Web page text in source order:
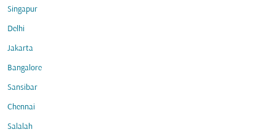
Singapur
Delhi
Jakarta
Bangalore
Sansibar
Chennai
Salalah